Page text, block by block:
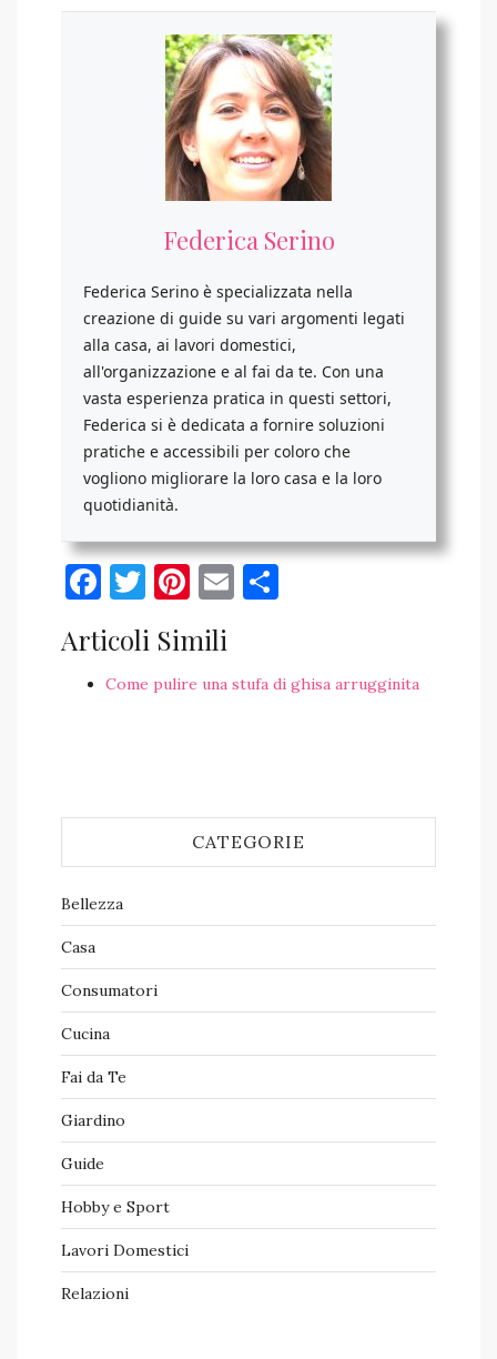
Federica Serino
Federica Serino è specializzata nella
creazione di guide su vari argomenti legati
alla casa, ai lavori domestici,
all'organizzazione e al fai da te. Con una
vasta esperienza pratica in questi settori,
Federica si è dedicata a fornire soluzioni
pratiche e accessibili per coloro che
vogliono migliorare la loro casa e la loro
quotidianità.
Facebook
Twitter
Pinterest
Email
Articoli Simili
Come pulire una stufa di ghisa arrugginita
CATEGORIE
Bellezza
Casa
Consumatori
Cucina
Fai da Te
Giardino
Guide
Hobby e Sport
Lavori Domestici
Relazioni